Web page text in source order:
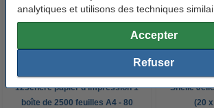
analytiques et utilisons des techniques
Accepter
Refuser
123encre papier d'impression 1
boîte de 2500 feuilles A4 - 80
Snelle
(20